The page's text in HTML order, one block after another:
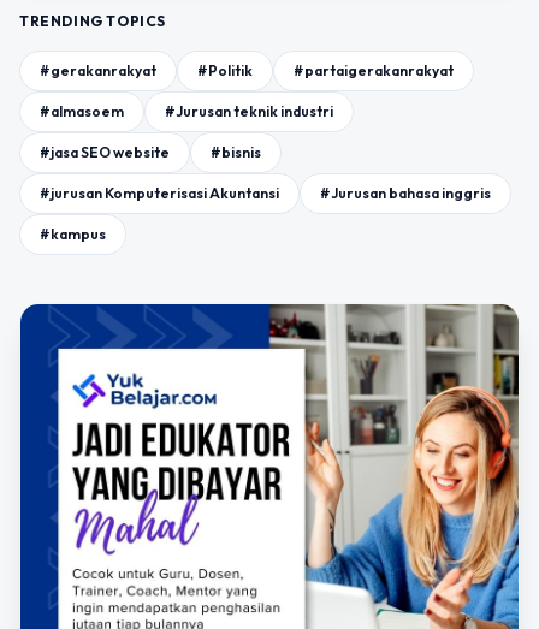
TRENDING TOPICS
#gerakanrakyat #Politik #partaigerakanrakyat
#almasoem #Jurusan teknik industri
#jasa SEO website #bisnis
#jurusan Komputerisasi Akuntansi #Jurusan bahasa inggris
#kampus